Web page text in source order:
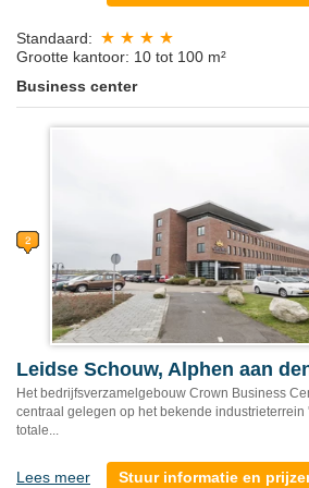
Standaard:
Grootte kantoor: 10 tot 100 m²
Business center
Leidse Schouw, Alphen aan
Het bedrijfsverzamelgebouw Crown Business
centraal gelegen op het bekende industrieterrein
totale...
Lees meer Stuur informatie en